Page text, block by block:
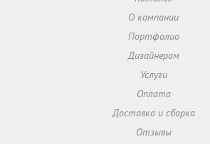
О компании
Портфолио
Дизайнерам
Услуги
Оплата
Доставка и сборка
Отзывы